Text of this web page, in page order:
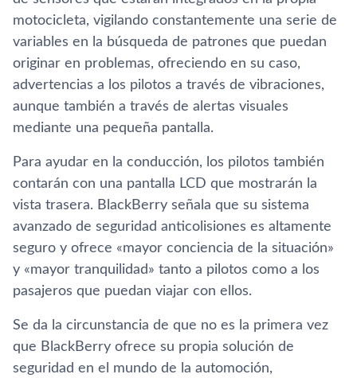
motocicleta, vigilando constantemente una serie de
variables en la búsqueda de patrones que puedan
originar en problemas, ofreciendo en su caso,
advertencias a los pilotos a través de vibraciones,
aunque también a través de alertas visuales
mediante una pequeña pantalla.
Para ayudar en la conducción, los pilotos también
contarán con una pantalla LCD que mostrarán la
vista trasera. BlackBerry señala que su sistema
avanzado de seguridad anticolisiones es altamente
seguro y ofrece «mayor conciencia de la situación»
y «mayor tranquilidad» tanto a pilotos como a los
pasajeros que puedan viajar con ellos.
Se da la circunstancia de que no es la primera vez
que BlackBerry ofrece su propia solución de
seguridad en el mundo de la automoción,